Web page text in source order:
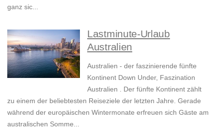
ganz sic...
Lastminute-Urlaub
Australien
Australien - der faszinierende fünfte
Kontinent Down Under, Faszination
Australien . Der fünfte Kontinent zählt
zu einem der beliebtesten Reiseziele der letzten Jahre. Gerade
während der europäischen Wintermonate erfreuen sich Gäste am
australischen Somme...